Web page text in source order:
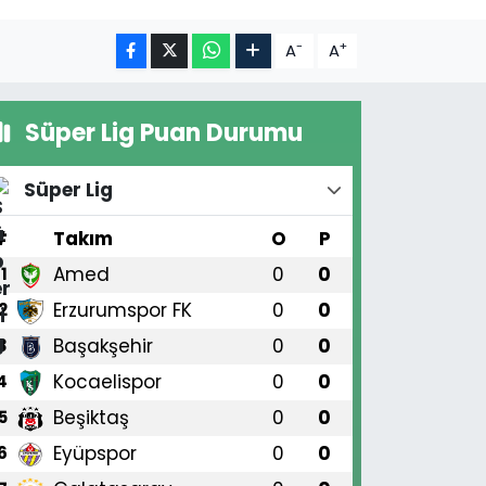
A- A+
Süper Lig Puan Durumu
Süper Lig
Takım O P
1 Amed 0 0
Erzurumspor FK 0 0
Başakşehir 0 0
Kocaelispor 0 0
Beşiktaş 0 0
Eyüpspor 0 0